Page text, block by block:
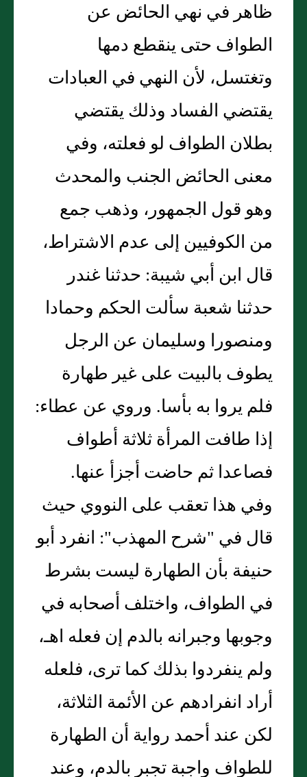
ظاهر في نهي الحائض عن
الطواف حتى ينقطع دمها
وتغتسل، لأن النهي في العبادات
يقتضي الفساد وذلك يقتضي
بطلان الطواف لو فعلته، وفي
معنى الحائض الجنب والمحدث
وهو قول الجمهور، وذهب جمع
من الكوفيين إلى عدم الاشتراط،
قال ابن أبي شيبة: حدثنا غندر
حدثنا شعبة سألت الحكم وحمادا
ومنصورا وسليمان عن الرجل
يطوف بالبيت على غير طهارة
فلم يروا به بأسا. وروي عن عطاء:
إذا طافت المرأة ثلاثة أطواف
فصاعدا ثم حاضت أجزأ عنها.
وفي هذا تعقب على النووي حيث
قال في "شرح المهذب": انفرد أبو
حنيفة بأن الطهارة ليست بشرط
في الطواف، واختلف أصحابه في
وجوبها وجبرانه بالدم إن فعله اهـ،
ولم ينفردوا بذلك كما ترى، فلعله
أراد انفرادهم عن الأئمة الثلاثة،
لكن عند أحمد رواية أن الطهارة
للطواف واجبة تجبر بالدم، وعند